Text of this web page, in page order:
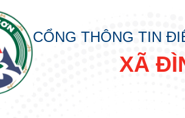
CỔNG THÔNG TIN
XÃ